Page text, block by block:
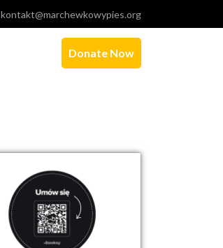
kontakt@marchewkowypies.org
Donate Now